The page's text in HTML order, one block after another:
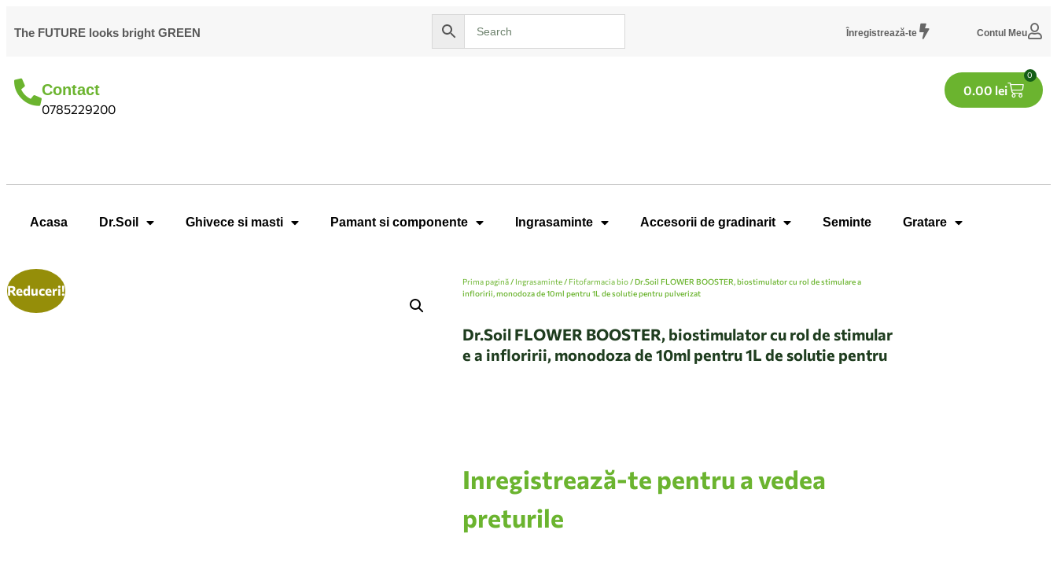
The FUTURE looks bright GREEN Înregistrează-te Contul Meu
Contact
0785229200
0.00 lei
0
Acasa Dr.Soil Ghivece si masti Pamant si componente Ingrasaminte Accesorii de gradinarit Seminte Gratare
Reduceri!
Prima pagină/ Ingrasaminte/ Fitofarmacia bio/ Dr.Soil FLOWER BOOSTER, biostimulator cu rol de stimulare a
infloririi, monodoza de 10ml pentru 1L de solutie pentru pulverizat
Dr.Soil FLOWER BOOSTER, biostimulator cu rol de stimular
e a infloririi, monodoza de 10ml pentru 1L de solutie pentru
Inregistrează-te pentru a vedea
preturile